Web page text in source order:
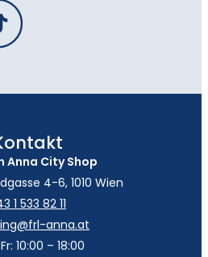
Anna City Shop
4-6, 1010 Wien
1 533 82 11
anna.at
10:00 – 18:00